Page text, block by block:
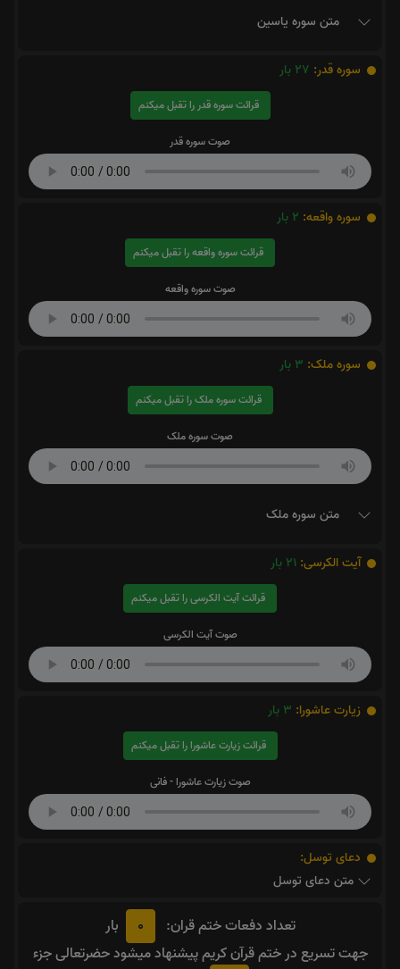
متن سوره یاسین
سوره قدر: 27 بار
قرائت سوره قدر را تقبل میکنم
صوت سوره قدر
سوره واقعه: 2 بار
قرائت سوره واقعه را تقبل میکنم
صوت سوره واقعه
سوره ملک: 3 بار
قرائت سوره ملک را تقبل میکنم
صوت سوره ملک
متن سوره ملک
آیت الکرسی: 21 بار
قرائت آیت الکرسی را تقبل میکنم
صوت آیت الکرسی
زیارت عاشورا: 3 بار
قرائت زیارت عاشورا را تقبل میکنم
صوت زیارت عاشورا - فانی
دعای توسل:
متن دعای توسل
تعداد دفعات ختم قران: 0
بار
جهت تسریع در ختم قرآن کریم پیشنهاد میشود حضرتعالی جزء